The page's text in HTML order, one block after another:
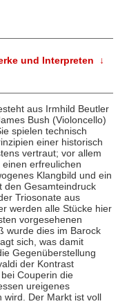
und Interpreten ↓
aus Irmhild Beutler
Bush (Violoncello)
spielen technisch
einer historisch
vertraut; vor allem
erfreulichen
Klangbild und ein
den Gesamteindruck
Triosonate aus
werden alle Stücke hier
vorgesehenen
wurde dies im Barock
sich, was damit
Gegenüberstellung
der Kontrast
Couperin die
ureigenes
wird. Der Markt ist voll